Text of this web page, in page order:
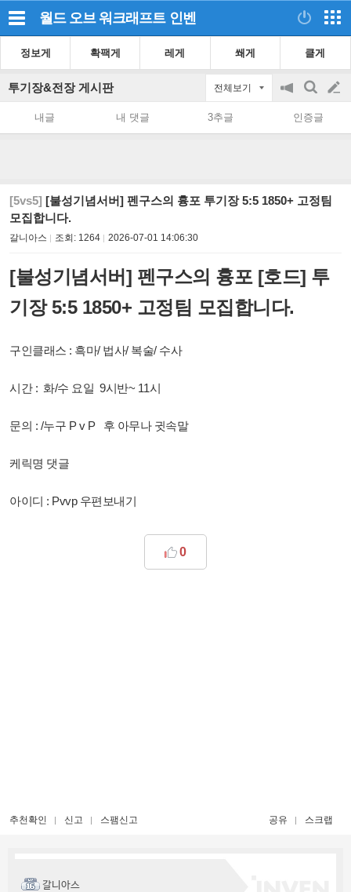
월드 오브 워크래프트 인벤
정보게 확팩게 레게 쐐게 클게
투기장&전장 게시판 전체보기
공
on/off
검
색
글
쓰
내글 내 댓글 3추글 인증글
[5vs5] [불성기념서버] 펜구스의 흉포 투기장 5:5 1850+ 고정팀
모집합니다.
갈니아스 조회: 1264 2026-07-01 14:06:30
[불성기념서버] 펜구스의 흉포 [호드] 투
기장 5:5 1850+ 고정팀 모집합니다.
구인클래스 : 흑마/ 법사/ 복술/ 수사
시간 : 화/수 요일 9시반~ 11시
문의 : /누구 P v P 후 아무나 귓속말
케릭명 댓글
아이디 : Pvvp 우편보내기
0
추천확인 신고 스팸신고 공유 스크랩
갈니아스